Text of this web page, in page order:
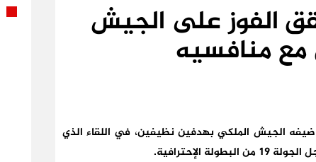
الفوز على الجيش
مع منافسيه
الجيش الملكي بهدفين نظيفين، في اللقاء الذي
الإحترافية.